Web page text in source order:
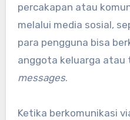
percakapan atau
melalui media sosial,
para pengguna bisa
anggota keluarga atau
messages.
Ketika berkomunikasi